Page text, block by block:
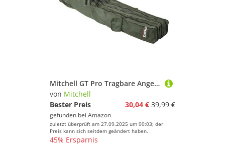
Mitchell GT Pro Tragbare Angelrutentasche aus Segeltuch – Angeltasche für Angelrute und Rollen-Sets, Organizer-Tasche für Angelzubehör, grüne Tragetasche für Ruten- und Rollenaufbewahrung
von Mitchell
Bester Preis
30,04 € 39,99 €
gefunden bei Amazon
zuletzt überprüft am 27.09.2025 um 00:03; der
Preis kann sich seitdem geändert haben.
45% Ersparnis